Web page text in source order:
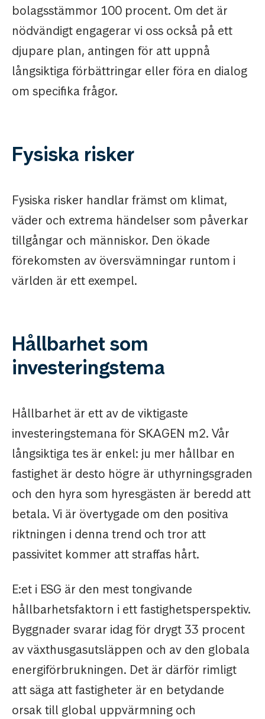
bolagsstämmor 100 procent. Om det är
nödvändigt engagerar vi oss också på ett
djupare plan, antingen för att uppnå
långsiktiga förbättringar eller föra en dialog
om specifika frågor.
Fysiska risker
Fysiska risker handlar främst om klimat,
väder och extrema händelser som påverkar
tillgångar och människor. Den ökade
förekomsten av översvämningar runtom i
världen är ett exempel.
Hållbarhet som
investeringstema
Hållbarhet är ett av de viktigaste
investeringstemana för SKAGEN m2. Vår
långsiktiga tes är enkel: ju mer hållbar en
fastighet är desto högre är uthyrningsgraden
och den hyra som hyresgästen är beredd att
betala. Vi är övertygade om den positiva
riktningen i denna trend och tror att
passivitet kommer att straffas hårt.
E:et i ESG är den mest tongivande
hållbarhetsfaktorn i ett fastighetsperspektiv.
Byggnader svarar idag för drygt 33 procent
av växthusgasutsläppen och av den globala
energiförbrukningen. Det är därför rimligt
att säga att fastigheter är en betydande
orsak till global uppvärmning och